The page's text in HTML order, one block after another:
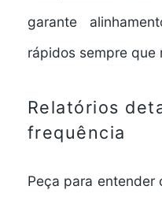
garante
rápidos sempre que
Relatórios
frequência
Peça para entender